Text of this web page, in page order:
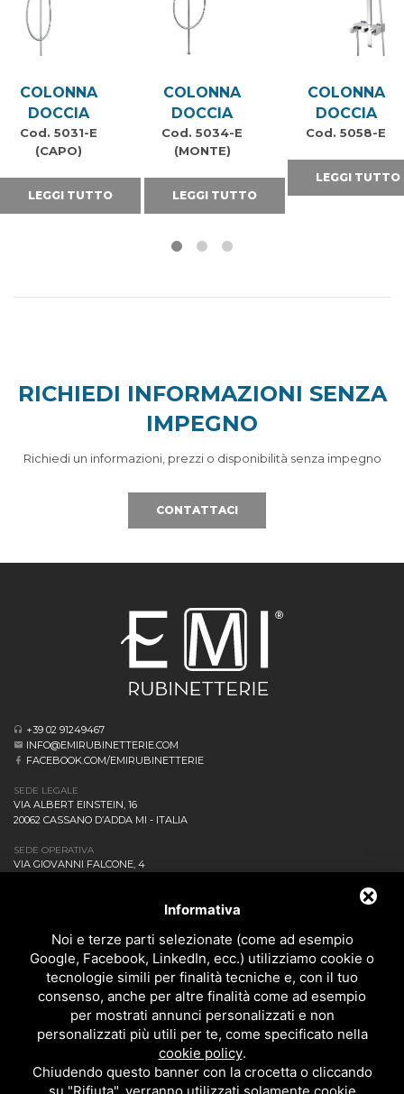
COLONNA
DOCCIA
Cod. 5031-E
(CAPO)
LEGGI TUTTO
COLONNA
DOCCIA
Cod. 5034-E
(MONTE)
LEGGI TUTTO
COLONNA
DOCCIA
Cod. 5058-E
LEGGI TUTTO
RICHIEDI INFORMAZIONI SENZA
IMPEGNO
Richiedi un informazioni, prezzi o disponibilità senza impegno
CONTATTACI
+39 02 91249467
INFO@EMIRUBINETTERIE.COM
FACEBOOK.COM/EMIRUBINETTERIE
SEDE LEGALE
VIA ALBERT EINSTEIN, 16
20062 CASSANO D’ADDA MI - ITALIA
SEDE OPERATIVA
VIA GIOVANNI FALCONE, 4
DOWNLOAD
CONTATTACI!
POLITICA DELLA QUALITÀ
PRIVACY
BAGNO
CUCINA
Informativa
Noi e terze parti selezionate (come ad esempio
Google, Facebook, LinkedIn, ecc.) utilizziamo cookie o
tecnologie simili per finalità tecniche e, con il tuo
consenso, anche per altre finalità come ad esempio
per mostrati annunci personalizzati e non
personalizzati più utili per te, come specificato nella
cookie policy.
Chiudendo questo banner con la crocetta o cliccando